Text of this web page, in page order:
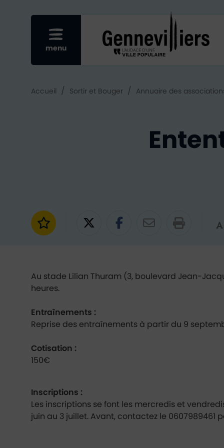
Afficher le menu mobile
menu
Accueil / Sortir et Bouger / Annuaire des
Ajouter aux favoris
Partager sur Twitter
Partager sur
Partager
Contenu de la fiche
Au stade Lilian Thuram (3, boulevard Jean-
heures.
Entraînements :
Reprise des entraînements à partir du 9
Cotisation :
150€
Inscriptions :
Les inscriptions se font les mercredis et
juin au 3 juillet. Avant, contactez le 0607989461